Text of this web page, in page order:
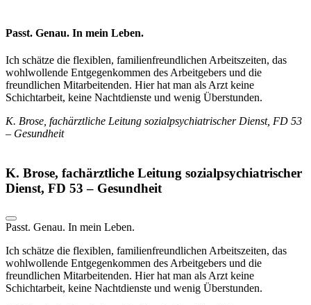
Passt. Genau. In mein Leben.
Ich schätze die flexiblen, familienfreundlichen Arbeitszeiten, das
wohlwollende Entgegenkommen des Arbeitgebers und die
freundlichen Mitarbeitenden. Hier hat man als Arzt keine
Schichtarbeit, keine Nachtdienste und wenig Überstunden.
K. Brose, fachärztliche Leitung sozialpsychiatrischer Dienst, FD 53
– Gesundheit
K. Brose, fachärztliche Leitung sozialpsychiatrischer
Dienst, FD 53 – Gesundheit
Passt. Genau. In mein Leben.
Ich schätze die flexiblen, familienfreundlichen Arbeitszeiten, das
wohlwollende Entgegenkommen des Arbeitgebers und die
freundlichen Mitarbeitenden. Hier hat man als Arzt keine
Schichtarbeit, keine Nachtdienste und wenig Überstunden.